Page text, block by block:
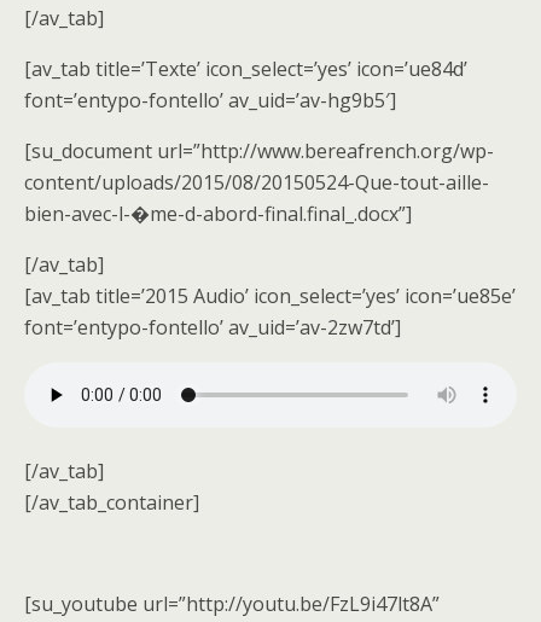
[/av_tab]
[av_tab title=’Texte’ icon_select=’yes’ icon=’ue84d’
font=’entypo-fontello’ av_uid=’av-hg9b5′]
[su_document url=”http://www.bereafrench.org/wp-
content/uploads/2015/08/20150524-Que-tout-aille-
bien-avec-l-�me-d-abord-final.final_.docx”]
[/av_tab]
[av_tab title=’2015 Audio’ icon_select=’yes’ icon=’ue85e’
font=’entypo-fontello’ av_uid=’av-2zw7td’]
[/av_tab]
[/av_tab_container]
[su_youtube url=”http://youtu.be/FzL9i47lt8A”